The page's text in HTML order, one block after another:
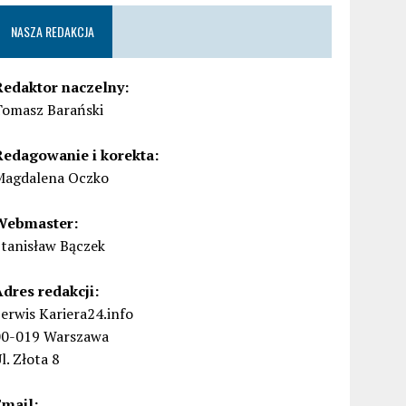
NASZA REDAKCJA
naczelny:
Barański
i korekta:
Oczko
Bączek
redakcji:
Kariera24.info
019 Warszawa
Złota 8